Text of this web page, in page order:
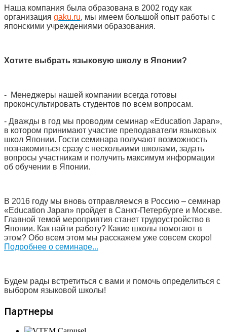
Наша компания была образована в 2002 году как
организация gaku.ru, мы имеем большой опыт работы с
японскими учреждениями образования.
Хотите выбрать языковую школу в Японии?
- Менеджеры нашей компании всегда готовы
проконсультировать студентов по всем вопросам.
- Дважды в год мы проводим семинар «Education Japan»,
в котором принимают участие преподаватели языковых
школ Японии. Гости семинара получают возможность
познакомиться сразу с несколькими школами, задать
вопросы участникам и получить максимум информации
об обучении в Японии.
В 2016 году мы вновь отправляемся в Россию – семинар
«Education Japan» пройдет в Санкт-Петербурге и Москве.
Главной темой мероприятия станет трудоустройство в
Японии. Как найти работу? Какие школы помогают в
этом? Обо всем этом мы расскажем уже совсем скоро!
Подробнее о семинаре...
Будем рады встретиться с вами и помочь определиться с
выбором языковой школы!
Партнеры